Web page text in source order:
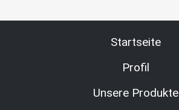
Startseite
Profil
Unsere Produkte